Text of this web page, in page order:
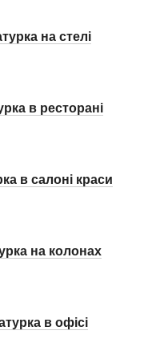
на стелі
в ресторані
в салоні краси
на колонах
в офісі